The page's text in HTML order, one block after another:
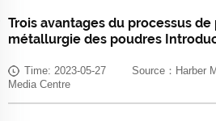
Trois avantages du processus
métallurgie des poudres
Time: 2023-05-27 Source：Harber
Media Centre